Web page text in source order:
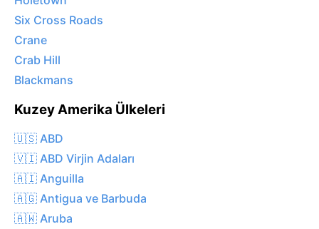
Six Cross Roads
Crane
Crab Hill
Blackmans
Kuzey Amerika Ülkeleri
🇺🇸 ABD
🇻🇮 ABD Virjin Adaları
🇦🇮 Anguilla
🇦🇬 Antigua ve Barbuda
🇦🇼 Aruba